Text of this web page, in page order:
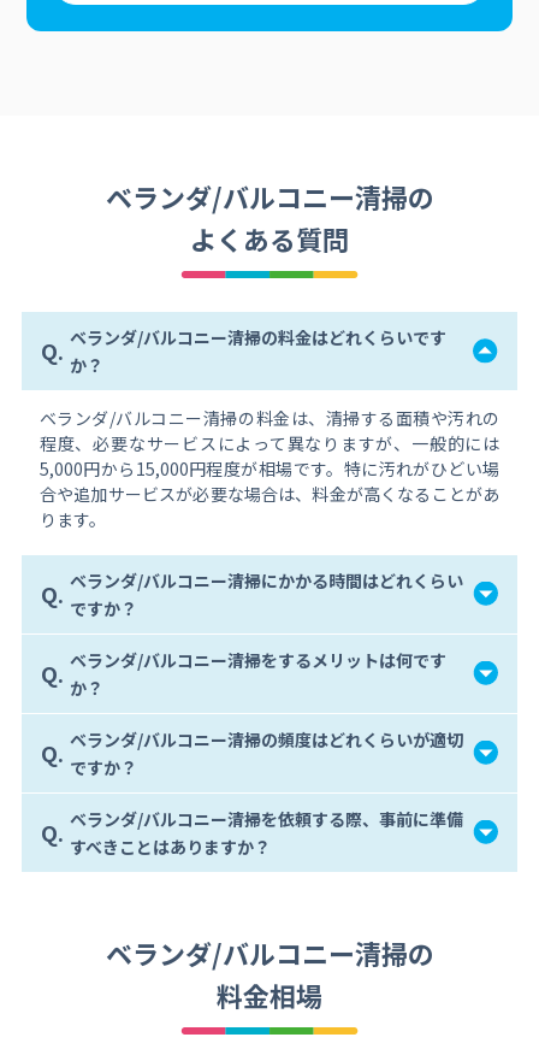
ベランダ/バルコニー清掃の
よくある質問
Q. ベランダ/バルコニー清掃の料金はどれくらいです
か？
ベランダ/バルコニー清掃の料金は、清掃する面積や汚れの
程度、必要なサービスによって異なりますが、一般的には
5,000円から15,000円程度が相場です。特に汚れがひどい場
合や追加サービスが必要な場合は、料金が高くなることがあ
ります。
Q. ベランダ/バルコニー清掃にかかる時間はどれくらい
ですか？
Q. ベランダ/バルコニー清掃をするメリットは何です
か？
Q. ベランダ/バルコニー清掃の頻度はどれくらいが適切
ですか？
Q. ベランダ/バルコニー清掃を依頼する際、事前に準備
すべきことはありますか？
ベランダ/バルコニー清掃の
料金相場